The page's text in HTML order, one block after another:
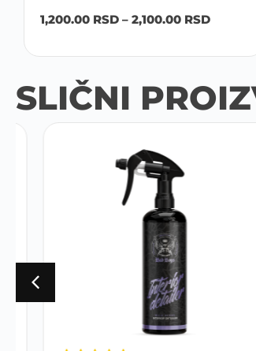
1,200.00 RSD – 2,100.00 RSD
SLIČNI